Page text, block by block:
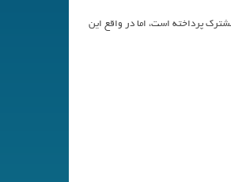
پرداخته است، اما در واقع اين